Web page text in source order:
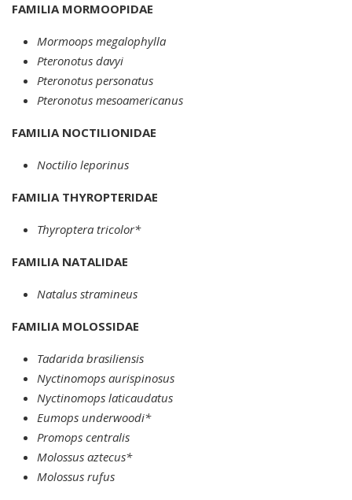
FAMILIA MORMOOPIDAE
Mormoops megalophylla
Pteronotus davyi
Pteronotus personatus
Pteronotus mesoamericanus
FAMILIA NOCTILIONIDAE
Noctilio leporinus
FAMILIA THYROPTERIDAE
Thyroptera tricolor*
FAMILIA NATALIDAE
Natalus stramineus
FAMILIA MOLOSSIDAE
Tadarida brasiliensis
Nyctinomops aurispinosus
Nyctinomops laticaudatus
Eumops underwoodi*
Promops centralis
Molossus aztecus*
Molossus rufus